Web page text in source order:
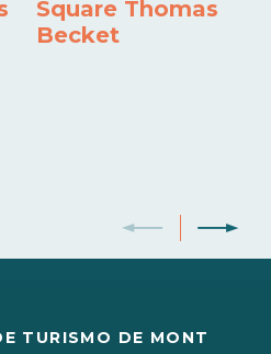
Square Thomas
Becket
TURISMO DE MONT